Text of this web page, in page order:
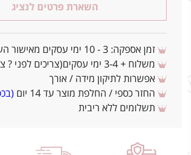
השארת פרטים לנציג
זמן אספקה: 3 - 10 ימי עסקים מאישור העסקה
משלוח + 3-4 ימי עסקים(צריכים לפני ? צרו איתנו קשר)
אפשרות לתיקון מידה / אורך
החזר כספי / החלפת מוצר עד 14 יום
תשלומים ללא ריבית